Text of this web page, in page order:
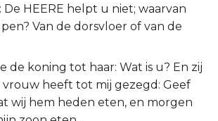
De HEERE helpt u niet; waarvan
Van de dorsvloer of van de
de koning tot haar: Wat is u? En zij
vrouw heeft tot mij gezegd: Geef
wij hem heden eten, en morgen